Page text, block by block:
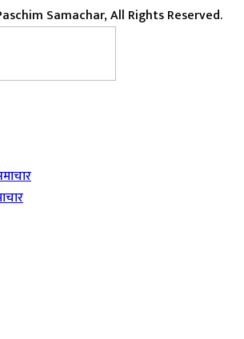
Samachar, All Rights Reserved.